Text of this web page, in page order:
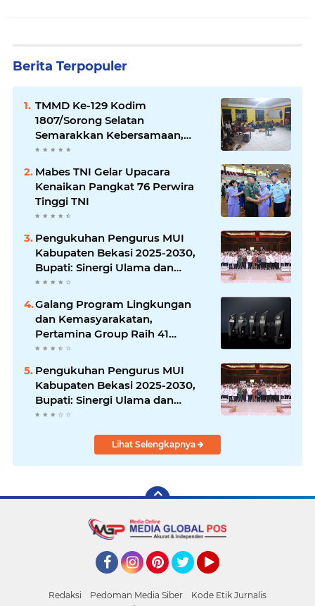
Berita Terpopuler
TMMD Ke-129 Kodim
1807/Sorong Selatan
Semarakkan Kebersamaan,
Anggota Satgas dan Warga
Nobar Final Piala Dunia 2026
Mabes TNI Gelar Upacara
Kenaikan Pangkat 76 Perwira
Tinggi TNI
Pengukuhan Pengurus MUI
Kabupaten Bekasi 2025-2030,
Bupati: Sinergi Ulama dan
Umara Sangat Diperlukan
Galang Program Lingkungan
dan Kemasyarakatan,
Pertamina Group Raih 41
Penghargaan CSR & ESG
Pengukuhan Pengurus MUI
Kabupaten Bekasi 2025-2030,
Bupati: Sinergi Ulama dan
Umara Sangat Diperlukan
Lihat Selengkapnya
Redaksi Pedoman Media Siber Kode Etik Jurnalis